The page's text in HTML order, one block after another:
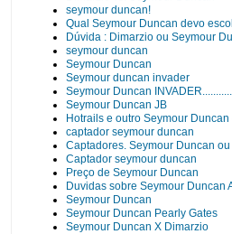
seymour duncan!
Qual Seymour Duncan devo
Dúvida : Dimarzio ou Seymour
seymour duncan
Seymour Duncan
Seymour duncan invader
Seymour Duncan
Seymour Duncan JB
Hotrails e outro Seymour
captador seymour duncan
Captadores. Seymour Duncan
Captador seymour duncan
Preço de Seymour Duncan
Duvidas sobre Seymour Duncan
Seymour Duncan
Seymour Duncan Pearly Gates
Seymour Duncan X Dimarzio